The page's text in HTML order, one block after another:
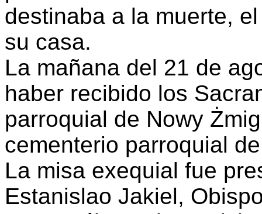
destinaba a la muerte,
su casa.
La mañana del 21 de
haber recibido los
parroquial de Nowy
cementerio parroquial
La misa exequial fue
Estanislao Jakiel,